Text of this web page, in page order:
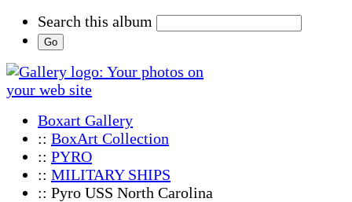
Search this album
Boxart Gallery
:: BoxArt Collection
:: PYRO
:: MILITARY SHIPS
:: Pyro USS North Carolina